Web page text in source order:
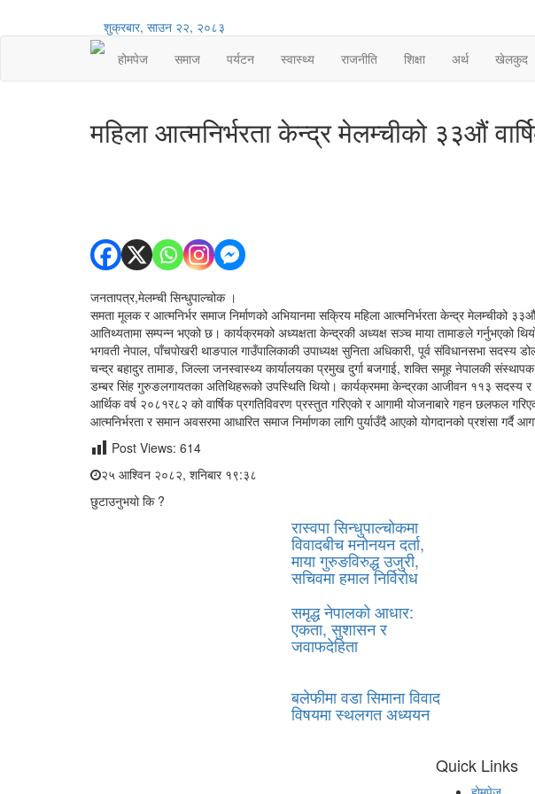
शुक्रबार, साउन २२, २०८३
होमपेज
समाज पर्यटन स्वास्थ्य राजनीति शिक्षा अर्थ खेलकुद
महिला आत्मनिर्भरता केन्द्र मेलम्चीको ३३औं
जनतापत्र,मेलम्ची सिन्धुपाल्चोक ।
समता मूलक र आत्मनिर्भर समाज निर्माणको अभियानमा सक्रिय महिला आत्मनिर्भरता केन्द्र मेलम्चीको
आतिथ्यतामा सम्पन्न भएको छ। कार्यक्रमको अध्यक्षता केन्द्रकी अध्यक्ष सञ्च माया तामाङले गर्नुभएको
भगवती नेपाल, पाँचपोखरी थाङपाल गाउँपालिकाकी उपाध्यक्ष सुनिता अधिकारी, पूर्व संविधानसभा सदस्य
चन्द्र बहादुर तामाङ, जिल्ला जनस्वास्थ्य कार्यालयका प्रमुख दुर्गा बजगाई, शक्ति समूह नेपालकी
डम्बर सिंह गुरुङलगायतका अतिथिहरूको उपस्थिति थियो। कार्यक्रममा केन्द्रका आजीवन ११३ सदस्य
आर्थिक वर्ष २०८१र८२ को वार्षिक प्रगतिविवरण प्रस्तुत गरिएको र आगामी योजनाबारे गहन छलफल
आत्मनिर्भरता र समान अवसरमा आधारित समाज निर्माणका लागि पुर्याउँदै आएको योगदानको प्रशंसा गर्दै
Post Views: 614
२५ आश्विन २०८२, शनिबार १९:३८
छुटाउनुभयो कि ?
रास्वपा सिन्धुपाल्चोकमा
विवादबीच मनोनयन दर्ता,
माया गुरुङविरुद्ध उजुरी,
सचिवमा हमाल निर्विरोध
समृद्ध नेपालको आधार:
एकता, सुशासन र
जवाफदेहिता
बलेफीमा वडा सिमाना विवाद
विषयमा स्थलगत अध्ययन
Quick Links